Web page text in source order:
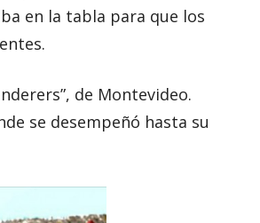
en la tabla para que los
de Montevideo.
se desempeñó hasta su